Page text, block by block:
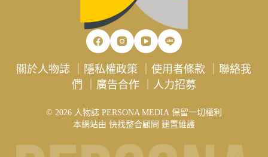
關於人物誌 隱私權政策 ｜使用者條款 ｜聯絡我
們
廣告合作｜ 人力招募
© 2026 人物誌 PERSONA MEDIA 保留一切權利
本網站由 快找整合顧問 建置維護